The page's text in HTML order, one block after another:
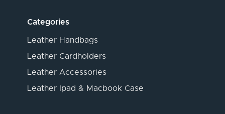
Categories
Leather Handbags
Leather Cardholders
Leather Accessories
Leather Ipad & Macbook Case